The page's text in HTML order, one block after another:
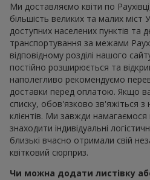
Ми доставляємо квіти по
більшість великих та малих міст
доступних населених пунктів та
транспортування за межами
відповідному розділі нашого
постійно розширюється та
наполегливо рекомендуємо
доставки перед оплатою. Якщо
списку, обов'язково зв'яжіться
клієнтів. Ми завжди намагаємося
знаходити індивідуальні
близькі вчасно отримали свій
квітковий сюрприз.
Чи можна додати листівку